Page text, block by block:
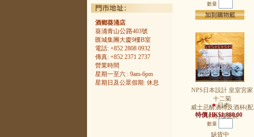
酒鄉葵涌店
葵涌青山公路403號
匯城集團大廈9樓B室
電話: +852 2808 0932
傳真: +852 2371 2737
營業時間
星期一至六 : 9am-6pm
星期日及公眾假期: 休息
數量
NPS日本設計 皇室宮家
十二菊
威士忌醒酒樽及酒杯(配
冰粒)禮盒裝
日本
特價 HK$1,880.00
數量
缺貨中